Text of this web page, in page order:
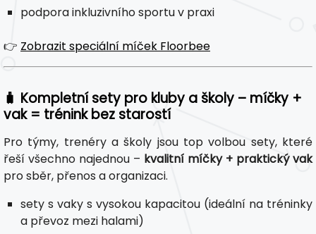
podpora inkluzivního sportu v praxi
👉 Zobrazit speciální míček Floorbee
🧳 Kompletní sety pro kluby a školy – míčky +
vak = trénink bez starostí
Pro týmy, trenéry a školy jsou top volbou sety, které
řeší všechno najednou – kvalitní míčky + praktický vak
pro sběr, přenos a organizaci.
sety s vaky s vysokou kapacitou (ideální na tréninky
a převoz mezi halami)